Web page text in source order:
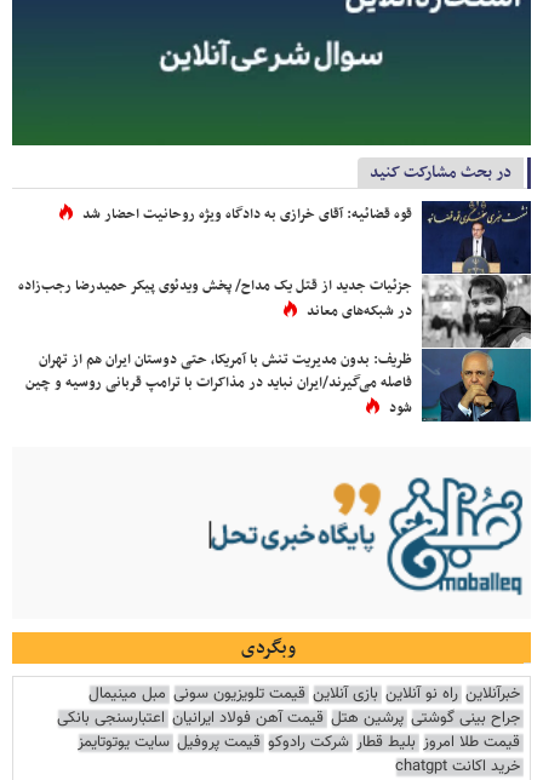
در بحث مشارکت کنید
قوه قضائیه: آقای خرازی به دادگاه ویژه روحانیت احضار شد
جزئیات جدید از قتل یک مداح/ پخش ویدئوی پیکر حمیدرضا رجب‌زاده
در شبکه‌های معاند
ظریف: بدون مدیریت تنش با آمریکا، حتی دوستان ایران هم از تهران
فاصله می‌گیرند/ایران نباید در مذاکرات با ترامپ قربانی روسیه و چین
شود
وبگردی
خبرآنلاین راه نو آنلاین بازی آنلاین قیمت تلویزیون سونی مبل مینیمال
جراح بینی گوشتی پرشین هتل قیمت آهن فولاد ایرانیان اعتبارسنجی بانکی
قیمت طلا امروز بلیط قطار شرکت رادوکو قیمت پروفیل سایت یوتوتایمز
خرید اکانت chatgpt